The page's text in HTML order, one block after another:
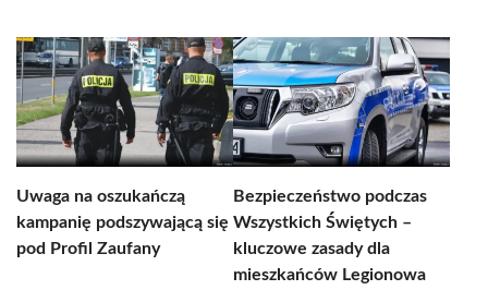
Uwaga na oszukańczą
kampanię podszywającą się
pod Profil Zaufany
Bezpieczeństwo podczas
Wszystkich Świętych –
kluczowe zasady dla
mieszkańców Legionowa